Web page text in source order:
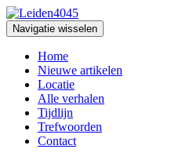
Navigatie wisselen
Home
Nieuwe artikelen
Locatie
Alle verhalen
Tijdlijn
Trefwoorden
Contact